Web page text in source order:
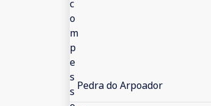
Pedra do Arpoador